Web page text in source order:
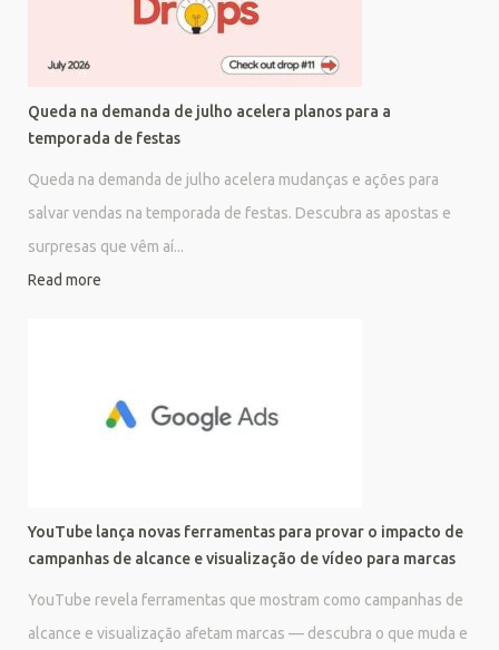
Queda na demanda de julho acelera planos para a
temporada de festas
Queda na demanda de julho acelera mudanças e ações para
salvar vendas na temporada de festas. Descubra as apostas e
surpresas que vêm aí...
Read more
YouTube lança novas ferramentas para provar o impacto de
campanhas de alcance e visualização de vídeo para marcas
YouTube revela ferramentas que mostram como campanhas de
alcance e visualização afetam marcas — descubra o que muda e